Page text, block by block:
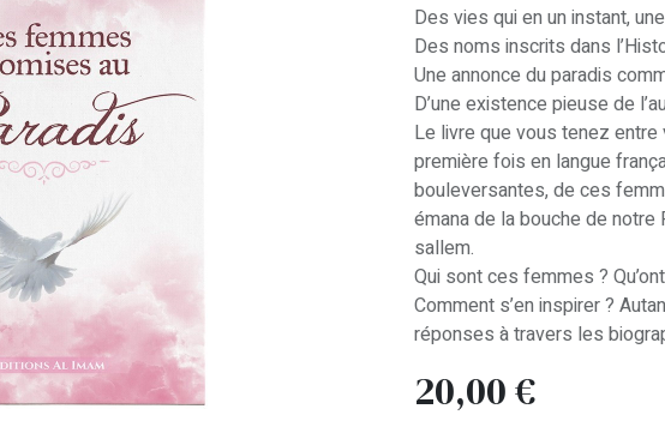
Des vies qui en un instant,
Des noms inscrits dans
Une annonce du paradis
D’une existence pieuse de
Le livre que vous tenez
première fois en langue
bouleversantes, de ces
émana de la bouche de
sallem.
Qui sont ces femmes ?
Comment s’en inspirer ?
réponses à travers les
20,00€